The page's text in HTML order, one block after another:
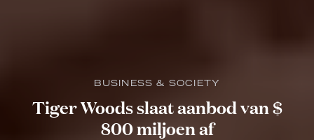
BUSINESS & SOCIETY
Tiger Woods slaat aanbod van $
800 miljoen af